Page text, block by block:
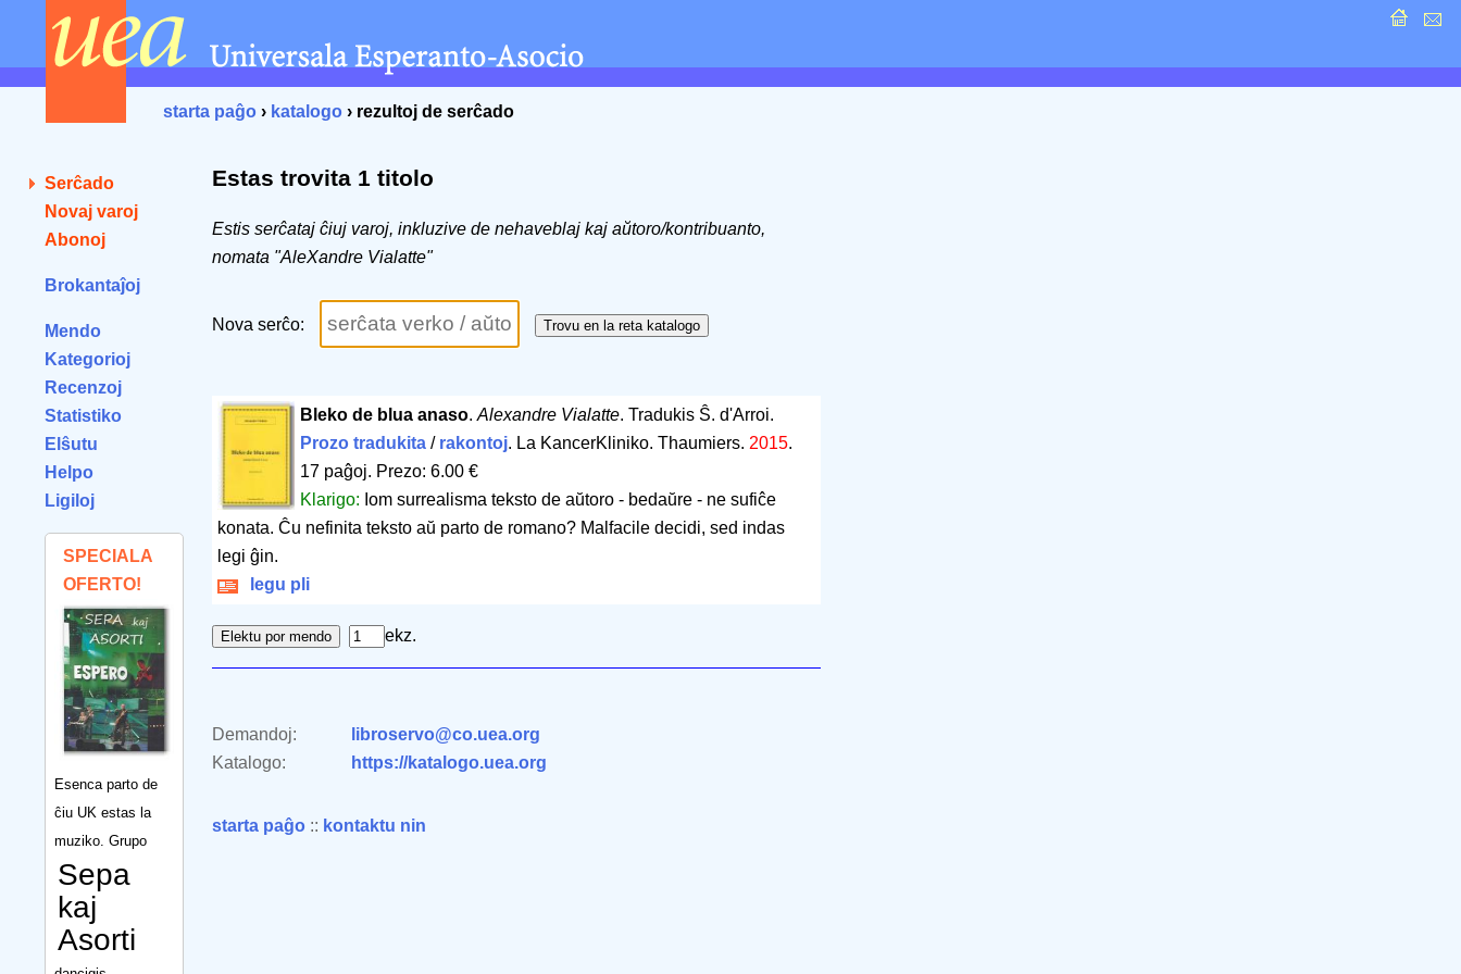
starta paĝo › katalogo › rezultoj de serĉado
Serĉado
Novaj varoj
Abonoj
Brokantaĵoj
Mendo
Kategorioj
Recenzoj
Statistiko
Elŝutu
Helpo
Ligiloj
SPECIALA
OFERTO!
Esenca parto de
ĉiu UK estas la
muziko. Grupo
Sepa
kaj
Asorti
Estas trovita 1 titolo
Estis serĉataj ĉiuj varoj, inkluzive de nehaveblaj kaj aŭtoro/kontribuanto,
nomata "AleXandre Vialatte"
Nova serĉo:
Bleko de blua anaso. Alexandre Vialatte. Tradukis Ŝ. d'Arroi.
Prozo tradukita/ rakontoj. La KancerKliniko. Thaumiers. 2015.
17 paĝoj. Prezo: 6.00 €
Klarigo: Iom surrealisma teksto de aŭtoro - bedaŭre - ne sufiĉe
konata. Ĉu nefinita teksto aŭ parto de romano? Malfacile decidi, sed indas
legi ĝin.
legu pli
ekz.
Demandoj:
libroservo@co.uea.org
Katalogo:
https://katalogo.uea.org
starta paĝo :: kontaktu nin